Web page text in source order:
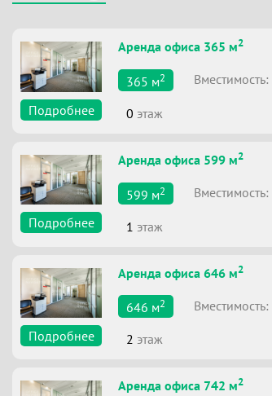
Подробнее
Аренда офиса 365 м2
365 м2 Вместимоcть:
0 этаж
Подробнее
Аренда офиса 599 м2
599 м2 Вместимоcть:
1 этаж
Подробнее
Аренда офиса 646 м2
646 м2 Вместимоcть:
2 этаж
Аренда офиса 742 м2